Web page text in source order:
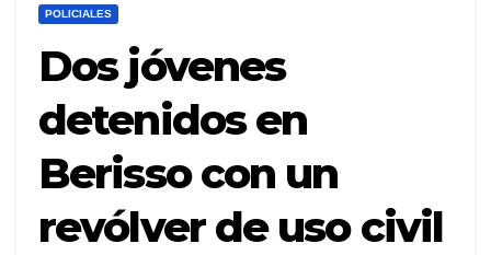
POLICIALES
Dos jóvenes
detenidos en
Berisso con un
revólver de uso civil